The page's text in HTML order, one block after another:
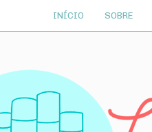
INÍCIO SOBRE